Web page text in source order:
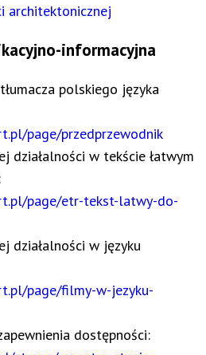
architektonicznej
informacyjna
polskiego języka
page/przedprzewodnik
działalności w tekście łatwym
page/etr-tekst-latwy-do-
działalności w języku
page/filmy-w-jezyku-
dostępności: